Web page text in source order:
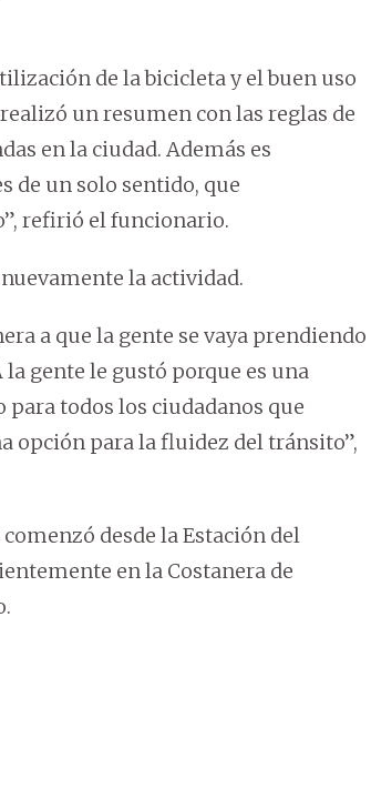
de la bicicleta y el buen uso
un resumen con las reglas de
en la ciudad. Además es
de un solo sentido, que
refirió el funcionario.
la actividad.
a que la gente se vaya prendiendo
gente le gustó porque es una
todos los ciudadanos que
opción para la fluidez del tránsito”,
desde la Estación del
en la Costanera de